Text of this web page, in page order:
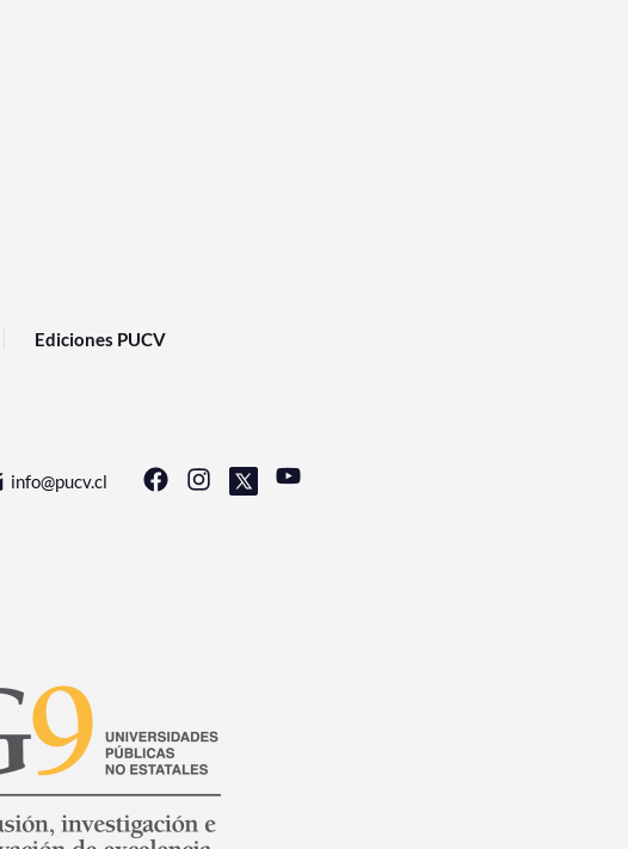
Ediciones PUCV
info@pucv.cl